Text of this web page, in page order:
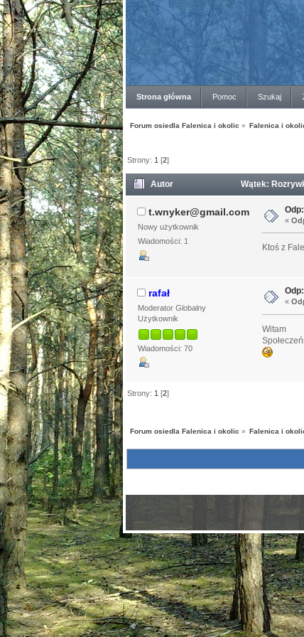
Strona główna Pomoc Szukaj
Forum osiedla Falenica i okolic » Falenica i
Strony:1 [2]
Autor Wątek:
t.wnyker@gmail.com
Nowy użytkownik
Wiadomości: 1
«
Ktoś z
rafał
Moderator Globalny
Użytkownik
Wiadomości: 70
«
Witam
Strony:1 [2]
Forum osiedla Falenica i okolic » Falenica i